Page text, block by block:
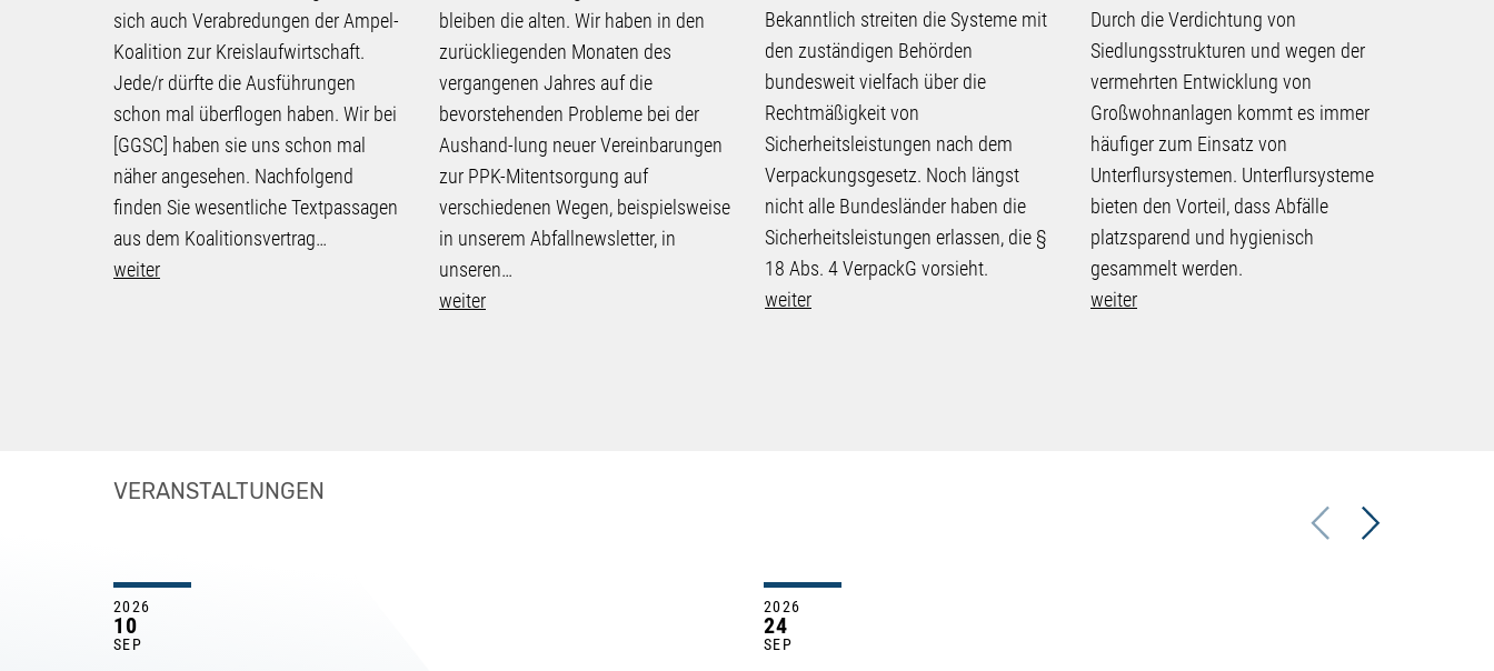
sich auch Verabredungen der Ampel-
Koalition zur Kreislaufwirtschaft.
Jede/r dürfte die Ausführungen
schon mal überflogen haben. Wir bei
[GGSC] haben sie uns schon mal
näher angesehen. Nachfolgend
finden Sie wesentliche Textpassagen
aus dem Koalitionsvertrag…
weiter
bleiben die alten. Wir haben in den
zurückliegenden Monaten des
vergangenen Jahres auf die
bevorstehenden Probleme bei der
Aushand-lung neuer Vereinbarungen
zur PPK-Mitentsorgung auf
verschiedenen Wegen, beispielsweise
in unserem Abfallnewsletter, in
unseren…
weiter
Bekanntlich streiten die Systeme mit
den zuständigen Behörden
bundesweit vielfach über die
Rechtmäßigkeit von
Sicherheitsleistungen nach dem
Verpackungsgesetz. Noch längst
nicht alle Bundesländer haben die
Sicherheitsleistungen erlassen, die §
18 Abs. 4 VerpackG vorsieht.
weiter
Durch die Verdichtung von
Siedlungsstrukturen und wegen der
vermehrten Entwicklung von
Großwohnanlagen kommt es immer
häufiger zum Einsatz von
Unterflursystemen. Unterflursysteme
bieten den Vorteil, dass Abfälle
platzsparend und hygienisch
gesammelt werden.
weiter
VERANSTALTUNGEN
Previous
2026
10
SEP
2026
24
SEP
Next